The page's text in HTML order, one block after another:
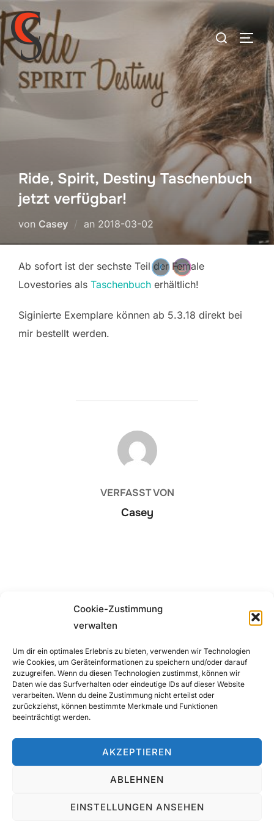
Cookie-Zustimmung
verwalten
Um dir ein optimales Erlebnis zu bieten, verwenden wir Technologien
wie Cookies, um Geräteinformationen zu speichern und/oder darauf
zuzugreifen. Wenn du diesen Technologien zustimmst, können wir
Daten wie das Surfverhalten oder eindeutige IDs auf dieser Website
verarbeiten. Wenn du deine Zustimmung nicht erteilst oder
zurückziehst, können bestimmte Merkmale und Funktionen
beeinträchtigt werden.
AKZEPTIEREN
ABLEHNEN
EINSTELLUNGEN ANSEHEN
Zum
Inhalt
springen
Suchen
nach:
Ride, Spirit, Destiny Taschenbuch
jetzt verfügbar!
von Casey an Veröffentlicht
am
2018-03-02
Ab sofort ist der sechste Teil der Female
Lovestories als Taschenbuch erhältlich!
Siginierte Exemplare können ab 5.3.18 direkt bei
mir bestellt werden.
BEITRAGSAUTOR
VERFASST VON
Casey
SCHREIBE EINEN KOMMENTAR
Du musstangemeldetsein, um einen Kommentar
abzugeben.
Inspiro Themevon WPZOOM